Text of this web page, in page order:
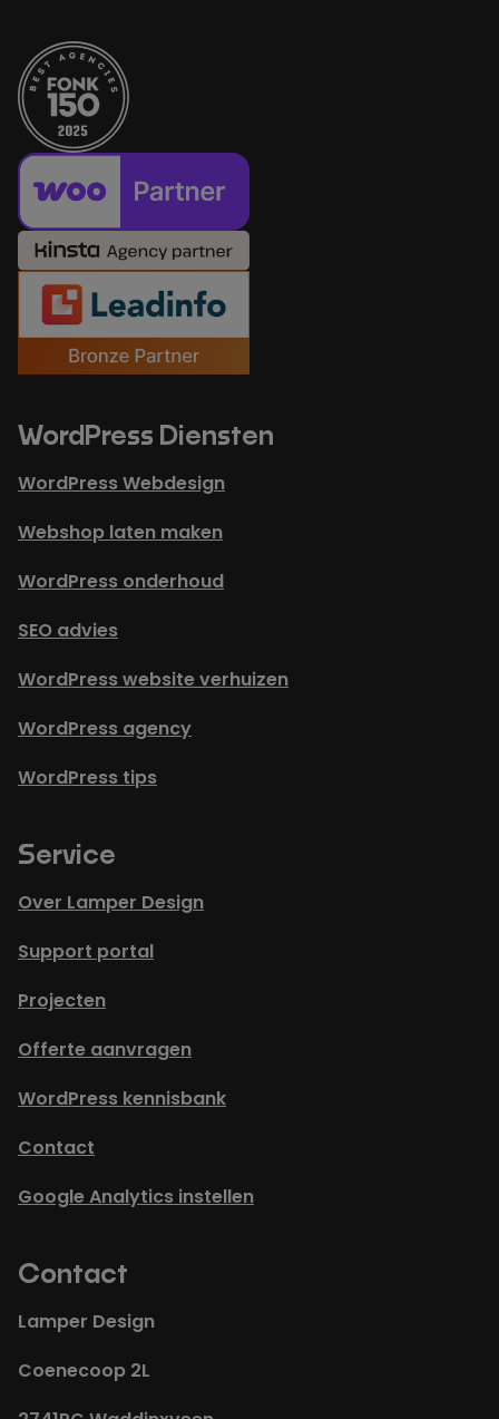
WordPress Diensten
WordPress Webdesign
Webshop laten maken
WordPress onderhoud
SEO advies
WordPress website verhuizen
WordPress agency
WordPress tips
Service
Over Lamper Design
Support portal
Projecten
Offerte aanvragen
WordPress kennisbank
Contact
Google Analytics instellen
Contact
Lamper Design
Coenecoop 2L